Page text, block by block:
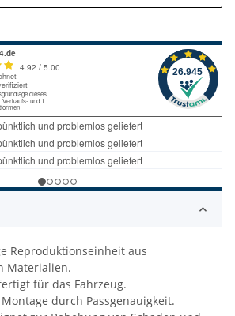
Reproduktionseinheit aus
Materialien.
für das Fahrzeug.
durch Passgenauigkeit.